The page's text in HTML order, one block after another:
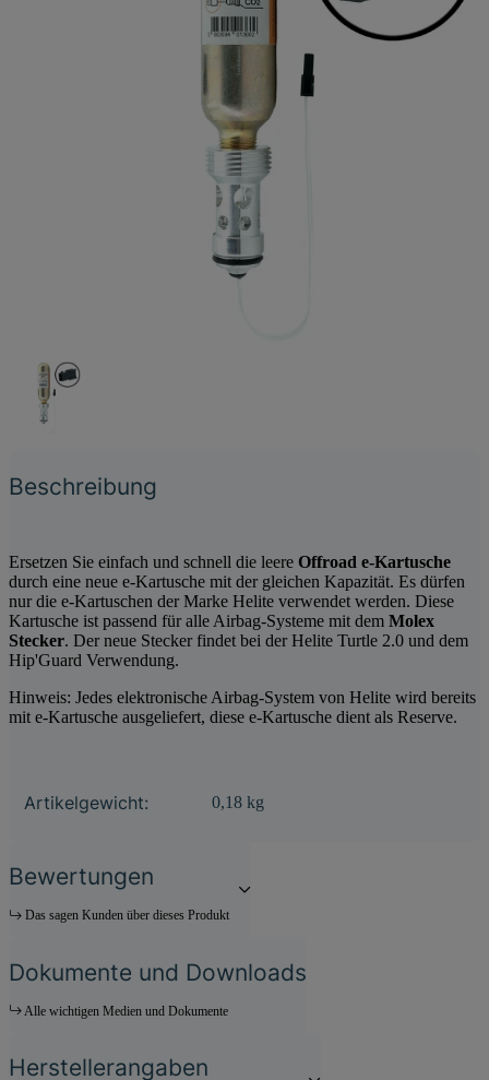
Beschreibung
Ersetzen Sie einfach und schnell die leere Offroad e-Kartusche
durch eine neue e-Kartusche mit der gleichen Kapazität. Es dürfen
nur die e-Kartuschen der Marke Helite verwendet werden. Diese
Kartusche ist passend für alle Airbag-Systeme mit dem Molex
Stecker. Der neue Stecker findet bei der Helite Turtle 2.0 und dem
Hip'Guard Verwendung.
Hinweis: Jedes elektronische Airbag-System von Helite wird bereits
mit e-Kartusche ausgeliefert, diese e-Kartusche dient als Reserve.
Produkteigenschaft
Wert
Artikelgewicht: 0,18 kg
Bewertungen
Das sagen Kunden über dieses Produkt
Dokumente und Downloads
Alle wichtigen Medien und Dokumente
Herstellerangaben